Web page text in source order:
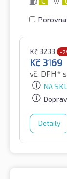
Kč3233 -
Kč 3169
vč. DPH*
NA
Detaily